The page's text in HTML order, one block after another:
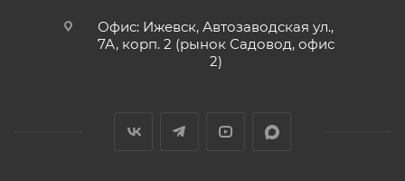
Офис: Ижевск, Автозаводская ул.,
7А, корп. 2 (рынок Садовод, офис
2)